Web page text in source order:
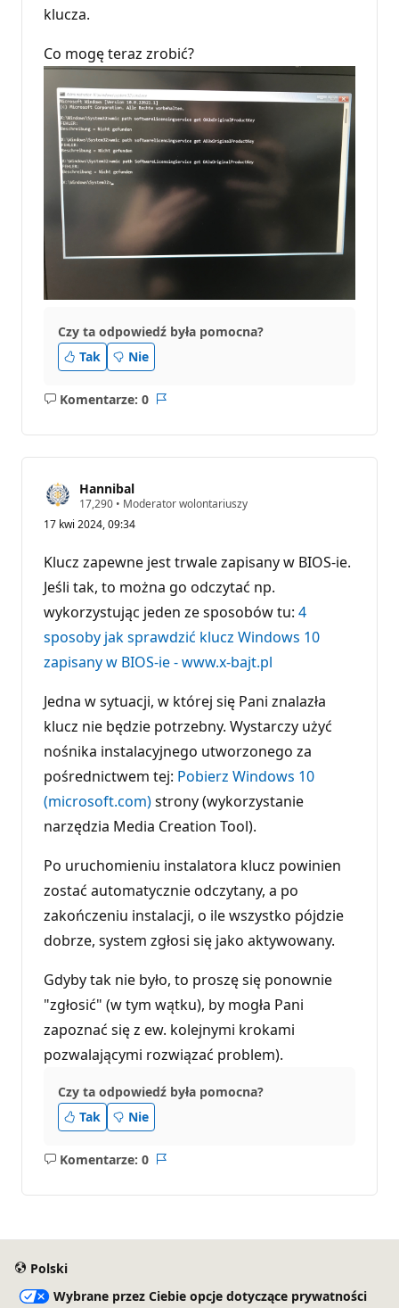
klucza.
Co mogę teraz zrobić?
Czy ta odpowiedź była pomocna?
Tak
Nie
Komentarze: 0
Brak
Hannibal
17,290 P
n
t
y
e
p
u
t
c
• Moderator wolontariuszy
17 kwi 2024, 09:34
Klucz zapewne jest trwale zapisany w BIOS-ie.
Jeśli tak, to można go odczytać np.
wykorzystując jeden ze sposobów tu: 4
sposoby jak sprawdzić klucz Windows 10
zapisany w BIOS-ie - www.x-bajt.pl
Jedna w sytuacji, w której się Pani znalazła
klucz nie będzie potrzebny. Wystarczy użyć
nośnika instalacyjnego utworzonego za
pośrednictwem tej: Pobierz Windows 10
(microsoft.com)strony (wykorzystanie
narzędzia Media Creation Tool).
Po uruchomieniu instalatora klucz powinien
zostać automatycznie odczytany, a po
zakończeniu instalacji, o ile wszystko pójdzie
dobrze, system zgłosi się jako aktywowany.
Gdyby tak nie było, to proszę się ponownie
"zgłosić" (w tym wątku), by mogła Pani
zapoznać się z ew. kolejnymi krokami
pozwalającymi rozwiązać problem).
Czy ta odpowiedź była pomocna?
Tak
Nie
Komentarze: 0
Brak
Polski
Wybrane przez Ciebie opcje dotyczące prywatności